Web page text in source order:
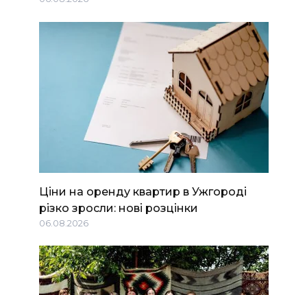
Ціни на оренду квартир в Ужгороді
різко зросли: нові розцінки
06.08.2026